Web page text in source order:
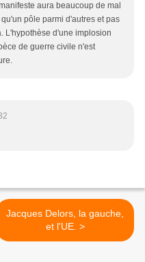
aura beaucoup de mal
pôle parmi d'autres et pas
L'hypothèse d'une implosion
de guerre civile n'est
Jacques Delors, la gauche,
et l'UE. >